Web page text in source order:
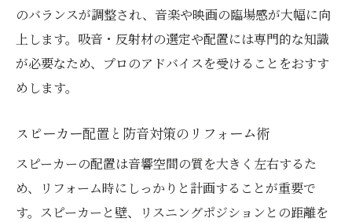
のバランスが調整され、音楽や映画の臨場感が大幅に向
上します。吸音・反射材の選定や配置には専門的な知識
が必要なため、プロのアドバイスを受けることをおすす
めします。
スピーカー配置と防音対策のリフォーム術
スピーカーの配置は音響空間の質を大きく左右するた
め、リフォーム時にしっかりと計画することが重要で
す。スピーカーと壁、リスニングポジションとの距離を